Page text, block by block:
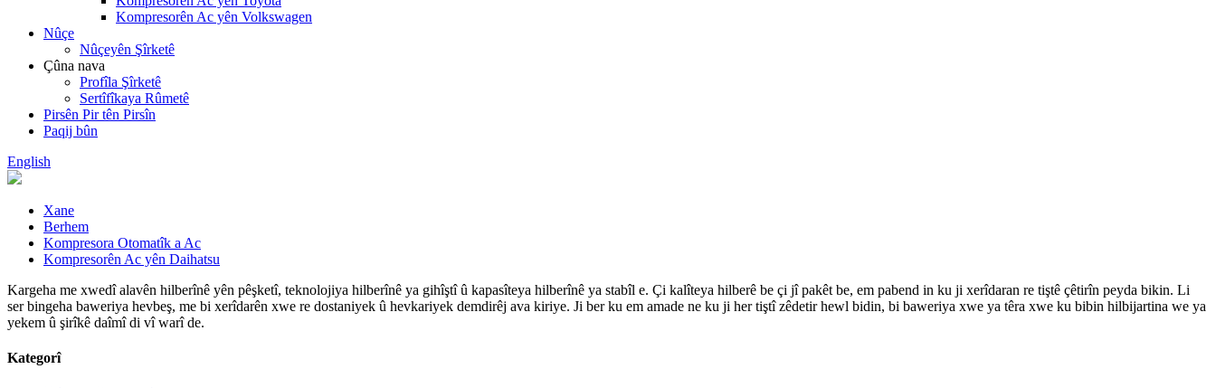
Kompresorên Ac yên Volkswagen
Nûçe
Nûçeyên Şîrketê
Çûna nava
Profîla Şîrketê
Sertîfîkaya Rûmetê
Pirsên Pir tên Pirsîn
Paqij bûn
English
Xane
Berhem
Kompresora Otomatîk a Ac
Kompresorên Ac yên Daihatsu
Kargeha me xwedî alavên hilberînê yên pêşketî, teknolojiya hilberînê ya gihîştî û kapasîteya hilberînê ya stabîl e. Çi kalîteya hilberê be çi jî pakêt be, em pabend in ku ji xerîdaran re tiştê çêtirîn peyda bikin. Li
ser bingeha baweriya hevbeş, me bi xerîdarên xwe re dostaniyek û hevkariyek demdirêj ava kiriye. Ji ber ku em amade ne ku ji her tiştî zêdetir hewl bidin, bi baweriya xwe ya têra xwe ku bibin hilbijartina we ya
yekem û şirîkê daîmî di vî warî de.
Kategorî